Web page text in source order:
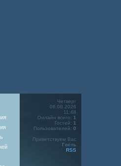
Четверг
06.08.2026
11:48
Онлайн всего: 1
Гостей: 1
Пользователей: 0
Приветствуем Вас
Гость
RSS